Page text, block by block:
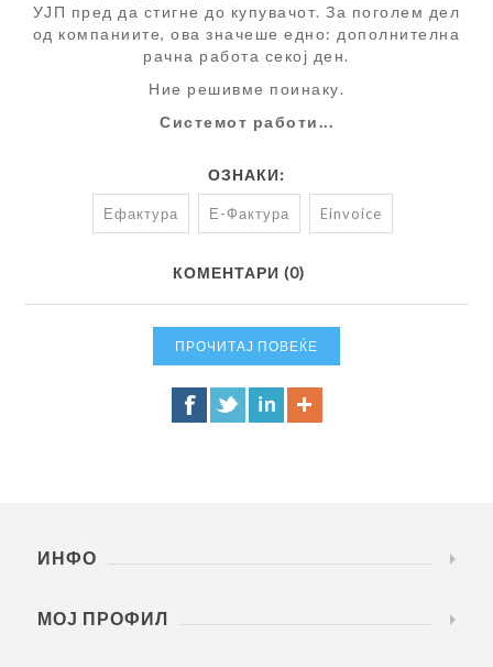
УЈП пред да стигне до купувачот. За поголем дел
од компаниите, ова значеше едно: дополнителна
рачна работа секој ден.
Ние решивме поинаку.
Системот работи...
ОЗНАКИ:
Ефактура Е-Фактура Einvoice
КОМЕНТАРИ (0)
ПРОЧИТАЈ ПОВЕЌЕ
ИНФО
МОЈ ПРОФИЛ